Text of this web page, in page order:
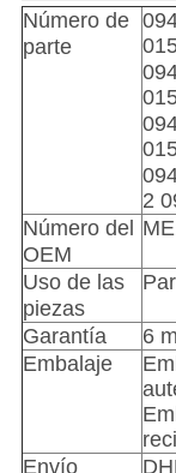
Número de
parte
2
Número del
OEM
Uso de las
piezas
Garantía
6
Embalaje
Envío